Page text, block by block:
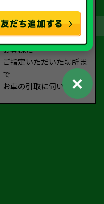
お引取り
お客様に
ご指定いただいた場所ま
で
お車の引取に伺います。
✕